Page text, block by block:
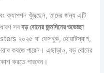
ক্যাপশন খুঁজছেন, তাদের জন্য এটি
সববড় বোনের জন্মদিনের শুভেচ্ছা
২০২৫ যা ফেসবুক, হোয়াটস্যাপ,
করতে পারেন। এছাড়াও, বড় বোনের
করতে পারবেন।